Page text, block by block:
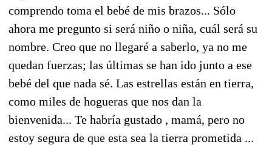
comprendo toma el bebé de mis brazos... Sólo
ahora me pregunto si será niño o niña, cuál será su
nombre. Creo que no llegaré a saberlo, ya no me
quedan fuerzas; las últimas se han ido junto a ese
bebé del que nada sé. Las estrellas están en tierra,
como miles de hogueras que nos dan la
bienvenida... Te habría gustado , mamá, pero no
estoy segura de que esta sea la tierra prometida ...